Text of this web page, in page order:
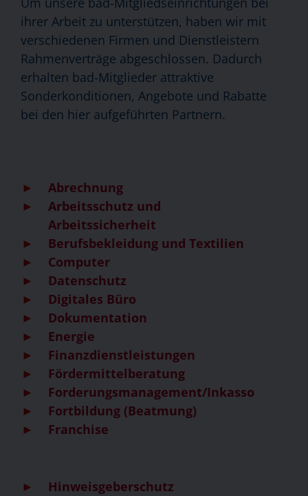
ihrer Arbeit zu unterstützen, haben wir mit
verschiedenen Firmen und Dienstleistern
Rahmenverträge abgeschlossen. Dadurch
erhalten bad-Mitglieder attraktive
Sonderkonditionen, Angebote und Rabatte
bei den hier aufgeführten Partnern.
Abrechnung
Arbeitsschutz und
Arbeitssicherheit
Berufsbekleidung und Textilien
Computer
Datenschutz
Digitales Büro
Dokumentation
Energie
Finanzdienstleistungen
Fördermittelberatung
Forderungsmanagement/Inkasso
Fortbildung (Beatmung)
Franchise
Hinweisgeberschutz